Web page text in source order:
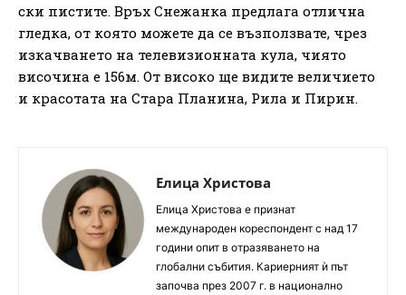
ски пистите. Връх Снежанка предлага отлична
гледка, от която можете да се възползвате, чрез
изкачването на телевизионната кула, чиято
височина е 156м. От високо ще видите величието
и красотата на Стара Планина, Рила и Пирин.
Елица Христова
Елица Христова е признат
международен кореспондент с над 17
години опит в отразяването на
глобални събития. Кариерният ѝ път
започва през 2007 г. в национално